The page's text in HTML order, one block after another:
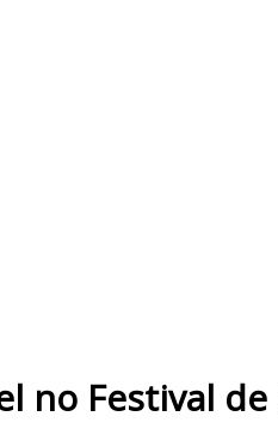
no Festival